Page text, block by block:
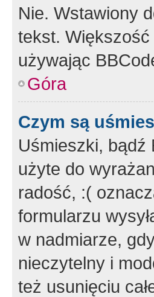
Nie. Wstawiony
tekst.
używając
Góra
Czym są
Uśmieszki, bądź
użyte do
radość, :(
formularzu
w nadmiarze,
nieczytelny i
też usunięciu